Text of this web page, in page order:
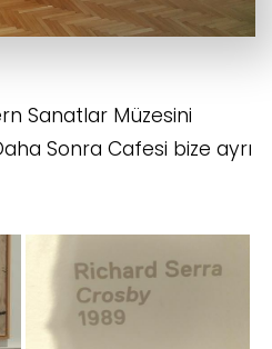
Sanatlar Müzesini
Sonra Cafesi bize ayrı